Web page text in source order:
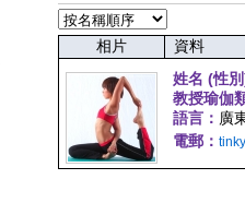
相片
資料
姓名 (性
教授瑜伽
語言： 廣
電郵：